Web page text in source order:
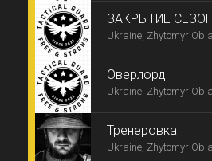
ЗАКРЫТИЕ
Ukraine, Zhytomyr
Оверлорд
Ukraine, Zhytomyr
Тренеровка
Ukraine, Zhytomyr